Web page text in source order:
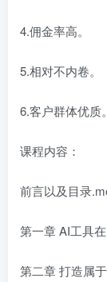
4.佣金率高。
5.相对不内卷。
6.客户群体优质。
课程内容：
前言以及目录
第一章 AI工具
第二章 打造属